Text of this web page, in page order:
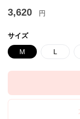
3,620 円
サイズ
M L